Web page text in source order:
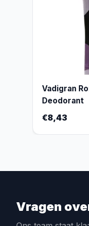
Vadigran
Deodorant
€8,43
Vragen